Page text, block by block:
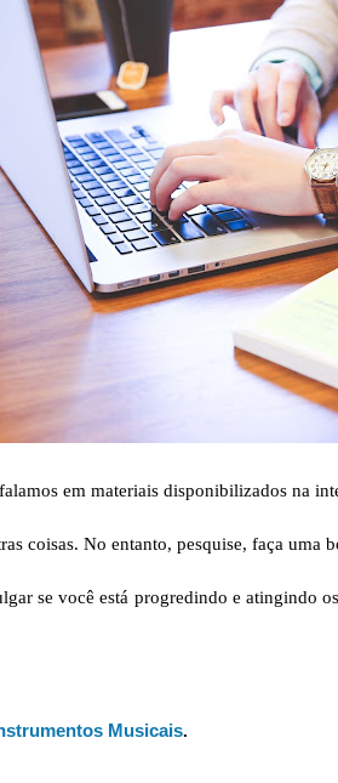
em materiais disponibilizados na
coisas. No entanto, pesquise, faça
se você está progredindo e atingindo
Musicais.